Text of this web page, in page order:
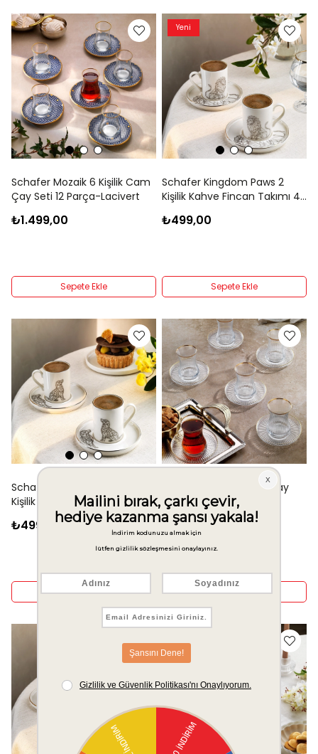
Schafer Mozaik 6 Kişilik Cam
Çay Seti 12 Parça-Lacivert
₺1.499,00
Sepete Ekle
Schafer Kingdom Paws 2
Kişilik Kahve Fincan Takımı 4
₺499,00
Sepete Ekle
Yeni
Schafer Kingdom Paws 2
Kişilik Kahve Fincan Takımı 4
Parça-Dog
₺499,00
Sepete Ekle
Schafer Optik 6 Kişilik Çay
Seti 12 Parça-Altın
₺1.799,00
Sepete Ekle